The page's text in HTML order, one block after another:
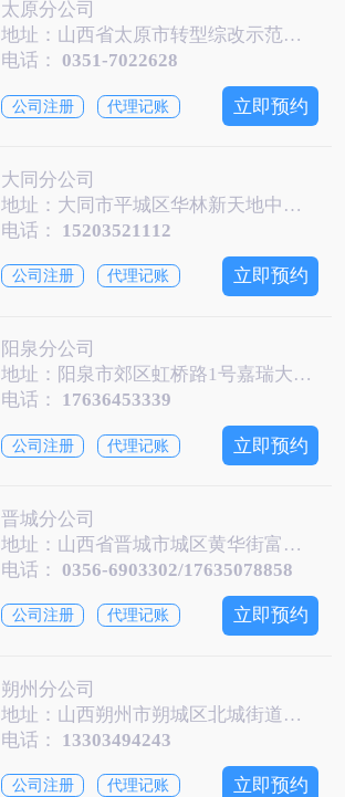
太原分公司
地址：山西省太原市转型综改示范区学府产业园科技街3号普天大厦17层
电话：0351-7022628
公司注册 代理记账 立即预约
大同分公司
地址：大同市平城区华林新天地中关村软件孵化园9层
电话： 15203521112
公司注册 代理记账 立即预约
阳泉分公司
地址：阳泉市郊区虹桥路1号嘉瑞大厦912室
电话： 17636453339
公司注册 代理记账 立即预约
晋城分公司
地址：山西省晋城市城区黄华街富达商务大厦10楼1005B
电话：0356-6903302/17635078858
公司注册 代理记账 立即预约
朔州分公司
地址：山西朔州市朔城区北城街道宝源商务D区12号商铺
电话： 13303494243
公司注册 代理记账 立即预约